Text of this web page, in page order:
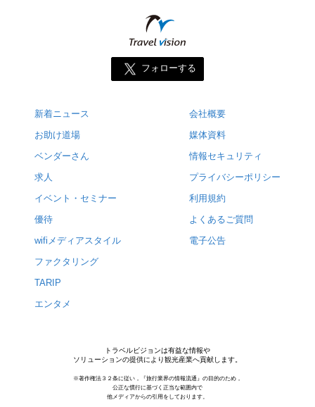
フォローする
新着ニュース
お助け道場
ベンダーさん
求人
イベント・セミナー
優待
wifiメディアスタイル
ファクタリング
TARIP
エンタメ
会社概要
媒体資料
情報セキュリティ
プライバシーポリシー
利用規約
よくあるご質問
電子公告
トラベルビジョンは有益な情報や
ソリューションの提供により観光産業へ貢献します。
※著作権法３２条に従い，『旅行業界の情報流通』の目的のため，
公正な慣行に基づく正当な範囲内で
他メディアからの引用をしております。